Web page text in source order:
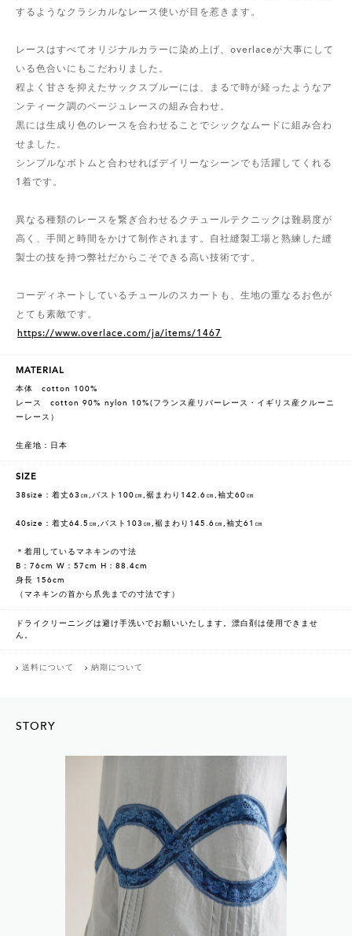
するようなクラシカルなレース使いが目を惹きます。
レースはすべてオリジナルカラーに染め上げ、overlaceが大事にして
いる色合いにもこだわりました。
程よく甘さを抑えたサックスブルーには、まるで時が経ったようなア
ンティーク調のベージュレースの組み合わせ。
黒には生成り色のレースを合わせることでシックなムードに組み合わ
せました。
シンプルなボトムと合わせればデイリーなシーンでも活躍してくれる
1着です。
異なる種類のレースを繋ぎ合わせるクチュールテクニックは難易度が
高く、手間と時間をかけて制作されます。自社縫製工場と熟練した縫
製士の技を持つ弊社だからこそできる高い技術です。
コーディネートしているチュールのスカートも、生地の重なるお色が
とても素敵です。
https://www.overlace.com/ja/items/1467
MATERIAL
本体 cotton 100%
レース cotton 90% nylon 10%(フランス産リバーレース・イギリス産クルーニ
ーレース）
生産地：日本
SIZE
38size：着丈63㎝,バスト100㎝,裾まわり142.6㎝,袖丈60㎝
40size：着丈64.5㎝,バスト103㎝,裾まわり145.6㎝,袖丈61㎝
＊着用しているマネキンの寸法
B：76cm W：57cm H：88.4cm
身長 156cm
（マネキンの首から爪先までの寸法です）
ドライクリーニングは避け手洗いでお願いいたします。漂白剤は使用できませ
ん。
送料について 納期について
STORY